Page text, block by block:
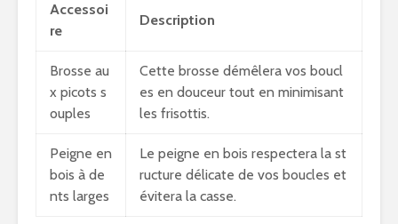
Accessoi
re
Description
Brosse au
x picots s
ouples
Cette brosse démêlera vos boucl
es en douceur tout en minimisant
les frisottis.
Peigne en
bois à de
nts larges
Le peigne en bois respectera la st
ructure délicate de vos boucles et
évitera la casse.